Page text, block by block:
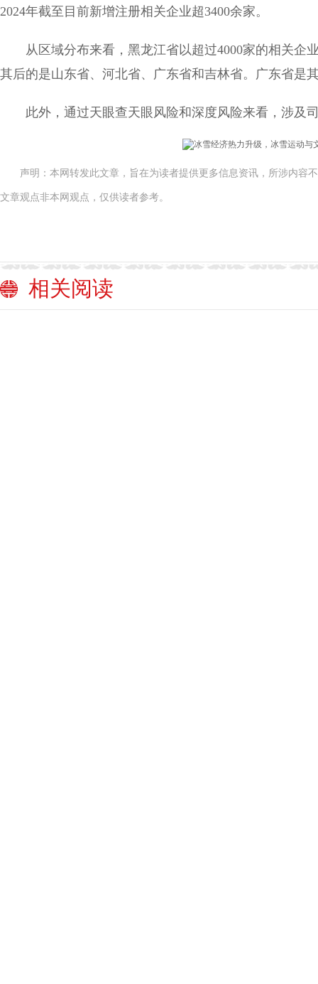
2024年截至目前新增注册相关企业超3400余家。
从区域分布来看，黑龙江省以超过4000家的相关企
其后的是山东省、河北省、广东省和吉林省。广东省是
此外，通过天眼查天眼风险和深度风险来看，涉及
声明：本网转发此文章，旨在为读者提供更多信息资讯，所涉内容
文章观点非本网观点，仅供读者参考。
相关阅读